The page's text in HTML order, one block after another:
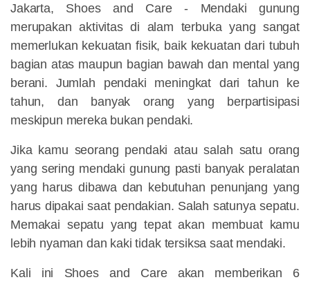
Jakarta, Shoes and Care - Mendaki gunung
merupakan aktivitas di alam terbuka yang sangat
memerlukan kekuatan fisik, baik kekuatan dari tubuh
bagian atas maupun bagian bawah dan mental yang
berani. Jumlah pendaki meningkat dari tahun ke
tahun, dan banyak orang yang berpartisipasi
meskipun mereka bukan pendaki.
Jika kamu seorang pendaki atau salah satu orang
yang sering mendaki gunung pasti banyak peralatan
yang harus dibawa dan kebutuhan penunjang yang
harus dipakai saat pendakian. Salah satunya sepatu.
Memakai sepatu yang tepat akan membuat kamu
lebih nyaman dan kaki tidak tersiksa saat mendaki.
Kali ini Shoes and Care akan memberikan 6